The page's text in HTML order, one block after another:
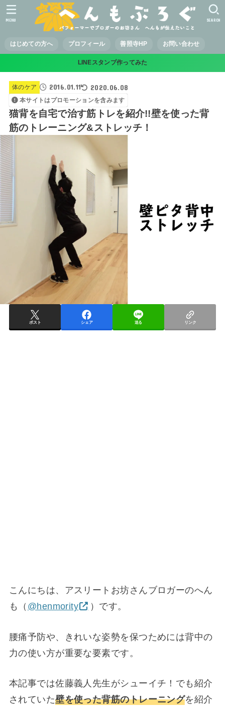
はじめての方へ プロフィール 善照寺HP お問い合わせ
SEARCH
MENU
LINEスタンプ作ってみた
体のケア 2016.01.11 2020.06.08
本サイトはプロモーションを含みます
猫背を自宅で治す筋トレを紹介!!壁を使った背
筋のトレーニング&ストレッチ！
ポスト シェア 送る リンク
こんにちは、アスリートお坊さんブロガーのへん
も（ @henmority ）です。
腰痛予防や、きれいな姿勢を保つためには背中の
力の使い方が重要な要素です。
本記事では佐藤義人先生がシューイチ！でも紹介
されていた壁を使った背筋のトレーニングを紹介